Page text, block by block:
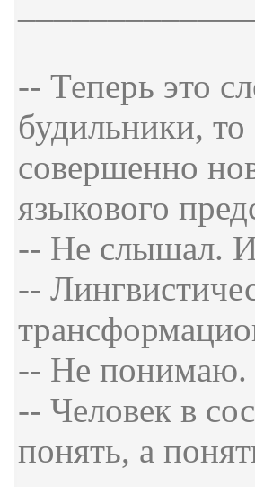
-- Теперь это
будильники,
совершенно
языкового
-- Не слышал. И
--
-- Не понимаю.
-- Человек в
понять, а